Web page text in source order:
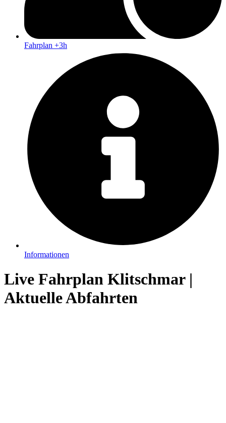
Fahrplan +3h
Informationen
Live Fahrplan Klitschmar |
Aktuelle Abfahrten